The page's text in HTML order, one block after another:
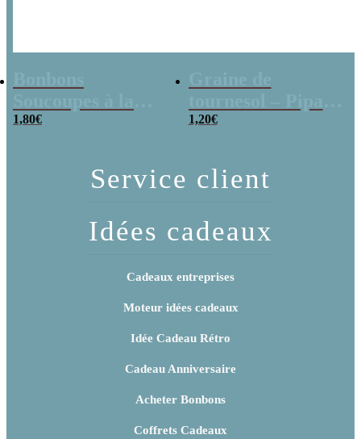
poudre (x20)
1,80€
x 3
1,20€
Service client
Idées cadeaux
Cadeaux entreprises
Moteur idées cadeaux
Idée Cadeau Rétro
Cadeau Anniversaire
Acheter Bonbons
Coffrets Cadeaux